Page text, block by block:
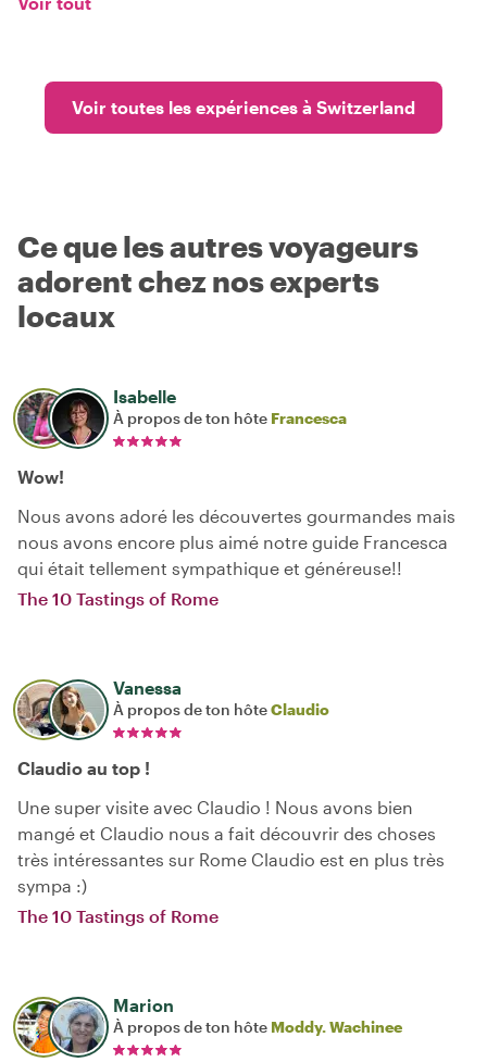
Voir toutes les expériences à Switzerland
Ce que les autres voyageurs
adorent chez nos experts
locaux
Isabelle
À propos de ton hôte Francesca
Wow!
Nous avons adoré les découvertes gourmandes mais
nous avons encore plus aimé notre guide Francesca
qui était tellement sympathique et généreuse!!
The 10 Tastings of Rome
Vanessa
À propos de ton hôteClaudio
Claudio au top !
Une super visite avec Claudio ! Nous avons bien
mangé et Claudio nous a fait découvrir des choses
très intéressantes sur Rome Claudio est en plus très
sympa :)
The 10 Tastings of Rome
Marion
À propos de ton hôte Moddy. Wachinee